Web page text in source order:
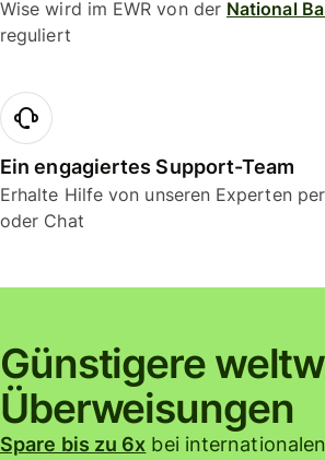
Wise wird im EWR von der National
reguliert
Ein engagiertes Support-Team
Erhalte Hilfe von unseren Experten
oder Chat
Günstigere
Überweisungen
Spare bis zu 6x bei